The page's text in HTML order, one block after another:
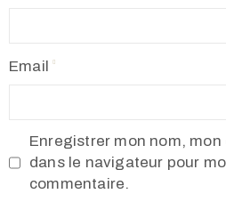
Email
Enregistrer mon nom,
dans le navigateur pour
commentaire.